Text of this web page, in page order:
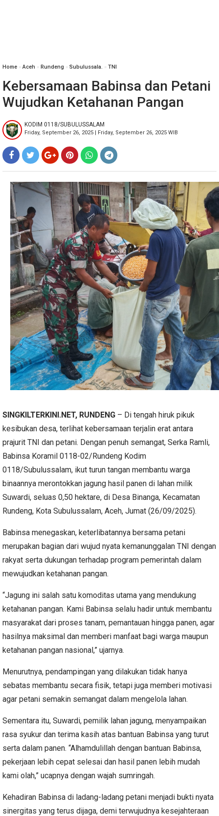
Home »‎Aceh » Rundeng » Subulussala. » TNI
Kebersamaan Babinsa dan Petani
Wujudkan Ketahanan Pangan
KODIM 0118/SUBULUSSALAM
Friday, September 26, 2025 | Friday, September 26, 2025 WIB
SINGKILTERKINI.NET, RUNDENG – Di tengah hiruk pikuk
kesibukan desa, terlihat kebersamaan terjalin erat antara
prajurit TNI dan petani. Dengan penuh semangat, Serka Ramli,
Babinsa Koramil 0118-02/Rundeng Kodim
0118/Subulussalam, ikut turun tangan membantu warga
binaannya merontokkan jagung hasil panen di lahan milik
Suwardi, seluas 0,50 hektare, di Desa Binanga, Kecamatan
Rundeng, Kota Subulussalam, Aceh, Jumat (26/09/2025).
Babinsa menegaskan, keterlibatannya bersama petani
merupakan bagian dari wujud nyata kemanunggalan TNI dengan
rakyat serta dukungan terhadap program pemerintah dalam
mewujudkan ketahanan pangan.
“Jagung ini salah satu komoditas utama yang mendukung
ketahanan pangan. Kami Babinsa selalu hadir untuk membantu
masyarakat dari proses tanam, pemantauan hingga panen, agar
hasilnya maksimal dan memberi manfaat bagi warga maupun
ketahanan pangan nasional,” ujarnya.
Menurutnya, pendampingan yang dilakukan tidak hanya
sebatas membantu secara fisik, tetapi juga memberi motivasi
agar petani semakin semangat dalam mengelola lahan.
Sementara itu, Suwardi, pemilik lahan jagung, menyampaikan
rasa syukur dan terima kasih atas bantuan Babinsa yang turut
serta dalam panen. “Alhamdulillah dengan bantuan Babinsa,
pekerjaan lebih cepat selesai dan hasil panen lebih mudah
kami olah,” ucapnya dengan wajah sumringah.
Kehadiran Babinsa di ladang-ladang petani menjadi bukti nyata
sinergitas yang terus dijaga, demi terwujudnya kesejahteraan